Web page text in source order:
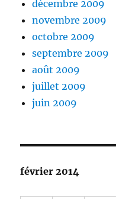
décembre 2009
novembre 2009
octobre 2009
septembre 2009
août 2009
juillet 2009
juin 2009
février 2014